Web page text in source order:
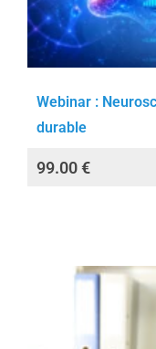
Webinar :
durable
99.00€